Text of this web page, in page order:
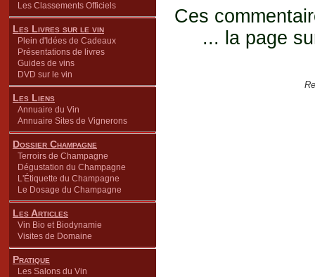
Les Classements Officiels
Les Livres sur le vin
Plein d'Idées de Cadeaux
Présentations de livres
Guides de vins
DVD sur le vin
Les Liens
Annuaire du Vin
Annuaire Sites de Vignerons
Dossier Champagne
Terroirs de Champagne
Dégustation du Champagne
L'Étiquette du Champagne
Le Dosage du Champagne
Les Articles
Vin Bio et Biodynamie
Visites de Domaine
Pratique
Les Salons du Vin
Ces
... la page